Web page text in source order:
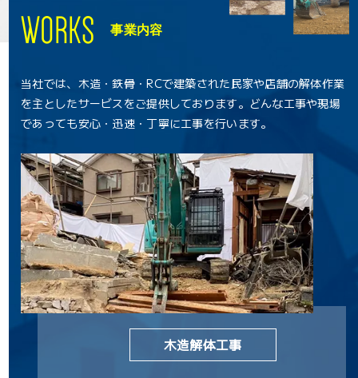
WORKS 事業内容
当社では、木造・鉄骨・RCで建築された民家や店舗の解体作業
を主としたサービスをご提供しております。どんな工事や現場
であっても安心・迅速・丁寧に工事を行います。
木造解体工事